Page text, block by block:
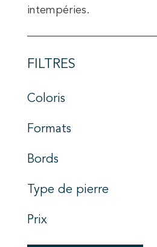
intempéries.
FILTRES
Coloris
Formats
Bords
Type de pierre
Prix